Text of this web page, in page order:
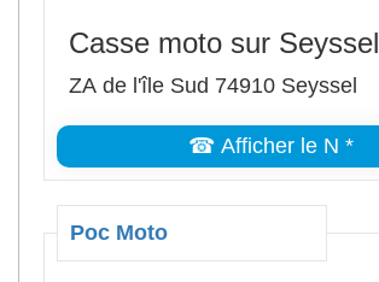
Casse moto sur Seyssel
ZA de l'île Sud 74910 Seyssel
☎ Afficher le N *
Poc Moto